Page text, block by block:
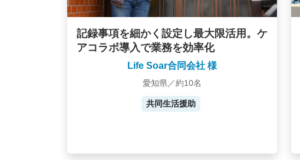
記録事項を細かく設定し最大限活用。ケ
アコラボ導入で業務を効率化
Life Soar合同会社 様
愛知県／約10名
共同生活援助